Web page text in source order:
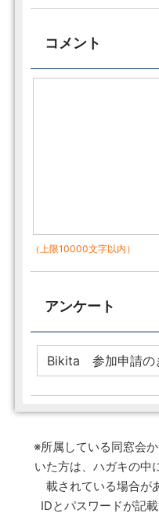
コメント
（上限10000文字以内）
アンケート
※所属している同窓会
いた方は、ハガキの中
載されている場合が
IDとパスワードが記